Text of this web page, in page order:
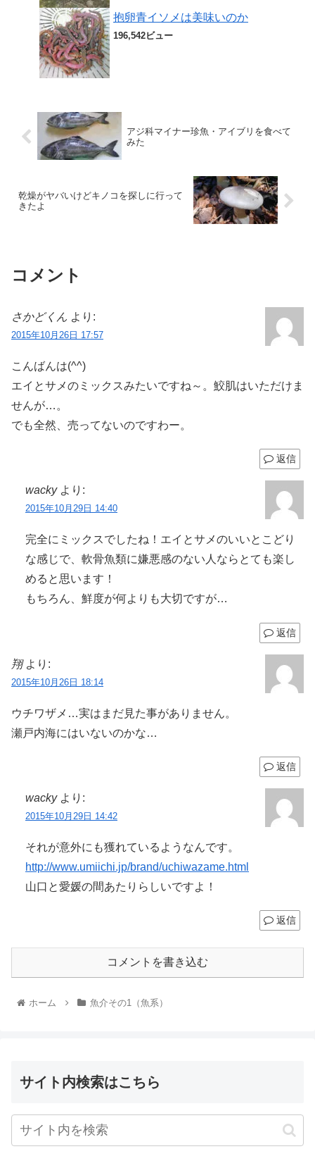
抱卵青イソメは美味いのか
196,542ビュー
アジ科マイナー珍魚・アイブリを食べて
みた
乾燥がヤバいけどキノコを探しに行って
きたよ
コメント
さかどくん より:
2015年10月26日 17:57
こんばんは(^^)
エイとサメのミックスみたいですね～。鮫肌はいただけま
せんが…。
でも全然、売ってないのですわー。
返信
wacky より:
2015年10月29日 14:40
完全にミックスでしたね！エイとサメのいいとこどり
な感じで、軟骨魚類に嫌悪感のない人ならとても楽し
めると思います！
もちろん、鮮度が何よりも大切ですが…
返信
翔 より:
2015年10月26日 18:14
ウチワザメ…実はまだ見た事がありません。
瀬戸内海にはいないのかな…
返信
wacky より:
2015年10月29日 14:42
それが意外にも獲れているようなんです。
http://www.umiichi.jp/brand/uchiwazame.html
山口と愛媛の間あたりらしいですよ！
返信
コメントを書き込む
ホーム 魚介その1（魚系）
サイト内検索はこちら